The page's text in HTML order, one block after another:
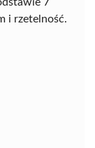
i rzetelność.